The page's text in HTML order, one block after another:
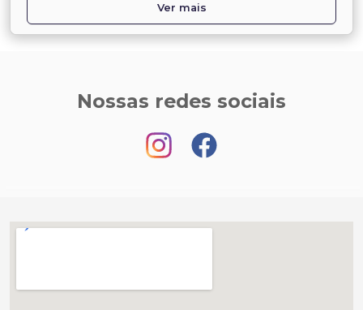
Ver mais
Nossas redes sociais